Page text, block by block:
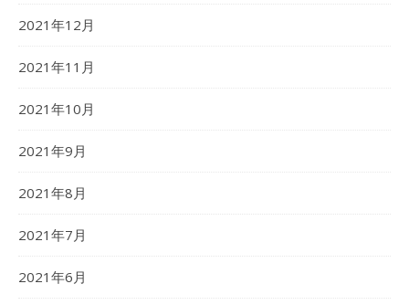
2021年12月
2021年11月
2021年10月
2021年9月
2021年8月
2021年7月
2021年6月